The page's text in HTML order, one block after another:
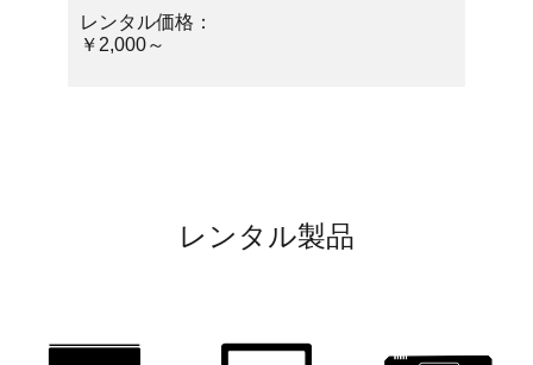
レンタル価格：
￥2,000～
レンタル製品